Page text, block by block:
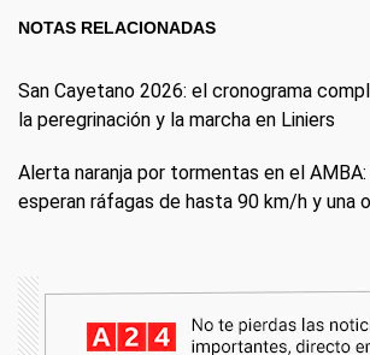
NOTAS RELACIONADAS
San Cayetano 2026: el cronograma
la peregrinación y la marcha en Liniers
Alerta naranja por tormentas en el
esperan ráfagas de hasta 90 km/h y una